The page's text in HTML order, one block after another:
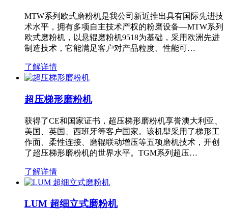
MTW系列欧式磨粉机是我公司新近推出具有国际先进技
术水平，拥有多项自主技术产权的粉磨设备—MTW系列
欧式磨粉机，以悬辊磨粉机9518为基础，采用欧洲先进
制造技术，它能满足客户对产品粒度、性能可…
了解详情
超压梯形磨粉机
获得了CE和国家证书，超压梯形磨粉机享誉澳大利亚、
美国、英国、西班牙等客户国家。该机型采用了梯形工
作面、柔性连接、磨辊联动增压等五项磨机技术，开创
了超压梯形磨粉机的世界水平。TGM系列超压…
了解详情
LUM 超细立式磨粉机